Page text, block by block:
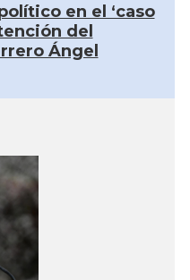
en el ‘caso
del
Ángel